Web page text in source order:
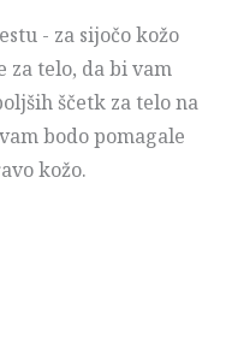
- za sijočo kožo
za telo, da bi vam
ščetk za telo na
bodo pomagale
kožo.